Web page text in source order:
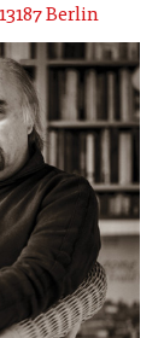
Berlin